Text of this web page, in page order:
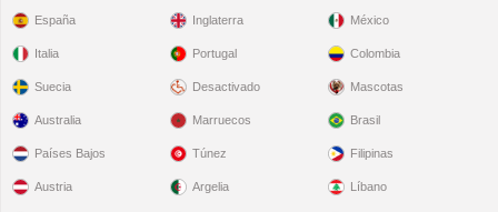
España
Italia
Suecia
Inglaterra
Portugal
Desactivado
México
Colombia
Mascotas
Australia
Países Bajos
Austria
Marruecos
Túnez
Argelia
Brasil
Filipinas
Líbano